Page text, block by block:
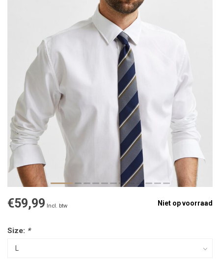
€59,99 Incl. btw Niet op voorraad
Size: *